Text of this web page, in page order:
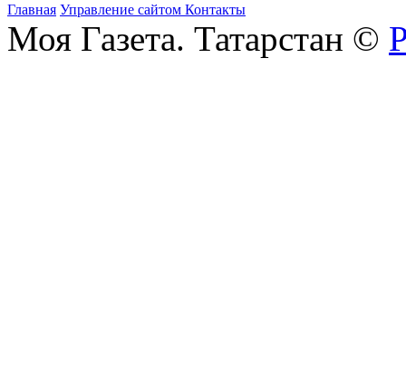
Главная Управление сайтом Контакты
Моя Газета. Татарстан ©